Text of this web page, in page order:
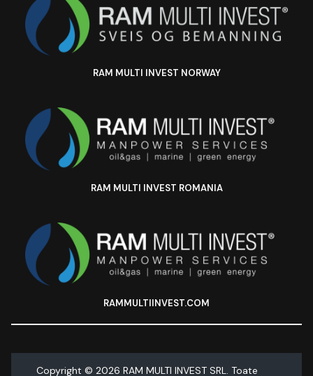
RAM MULTI INVEST NORWAY
RAM MULTI INVEST ROMANIA
RAMMULTIINVEST.COM
Copyright © 2026 RAM MULTI INVEST SRL. Toate